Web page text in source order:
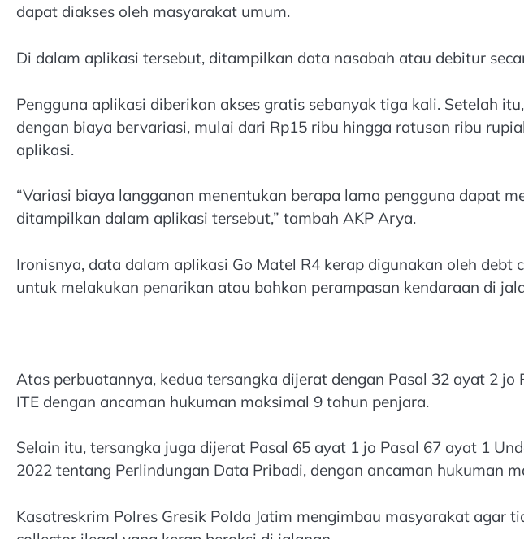
dapat diakses oleh masyarakat umum.
Di dalam aplikasi tersebut, ditampilkan data nasabah atau debitur
Pengguna aplikasi diberikan akses gratis sebanyak tiga kali. Setelah
dengan biaya bervariasi, mulai dari Rp15 ribu hingga ratusan ribu
aplikasi.
“Variasi biaya langganan menentukan berapa lama pengguna dapat
ditampilkan dalam aplikasi tersebut,” tambah AKP Arya.
Ironisnya, data dalam aplikasi Go Matel R4 kerap digunakan oleh debt
untuk melakukan penarikan atau bahkan perampasan kendaraan di
Atas perbuatannya, kedua tersangka dijerat dengan Pasal 32 ayat 2 jo
ITE dengan ancaman hukuman maksimal 9 tahun penjara.
Selain itu, tersangka juga dijerat Pasal 65 ayat 1 jo Pasal 67 ayat 1
2022 tentang Perlindungan Data Pribadi, dengan ancaman hukuman
Kasatreskrim Polres Gresik Polda Jatim mengimbau masyarakat agar